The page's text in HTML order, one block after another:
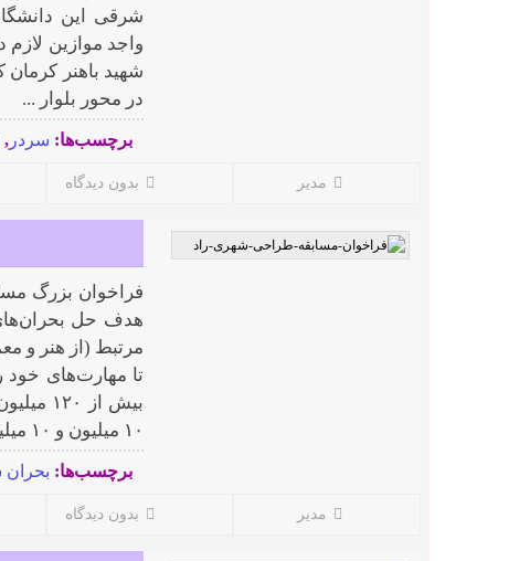
واجد موازین
شهید باهنر
در محور بلوار ...
برچسب‌ها: سردر,
مدیر بدون دیدگاه
فراخوان بزرگ
هدف حل
مرتبط (از هنر و
تا مهارت‌های خود
۱۰ میلیون و ۱۰ میلیون تومان) به همراه لوح تقدیر و ...
برچسب‌ها:
مدیر بدون دیدگاه